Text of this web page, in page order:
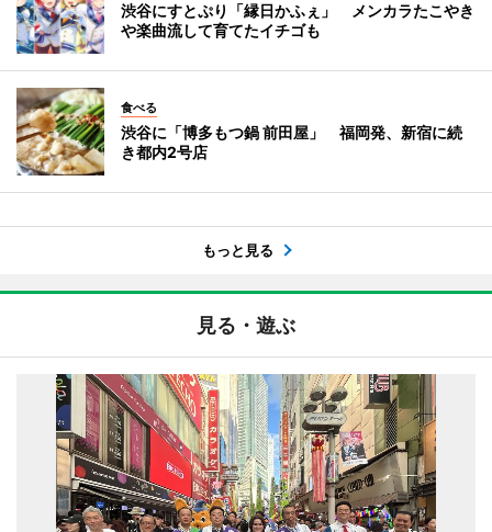
渋谷にすとぷり「縁日かふぇ」 メンカラたこやき
や楽曲流して育てたイチゴも
食べる
渋谷に「博多もつ鍋 前田屋」 福岡発、新宿に続
き都内2号店
もっと見る
見る・遊ぶ